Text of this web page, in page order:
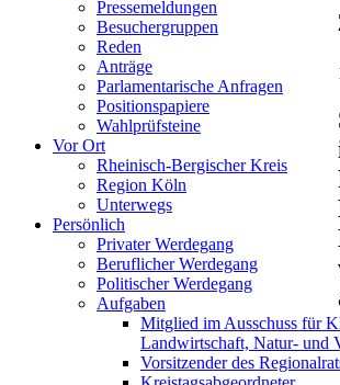
Pressemeldungen
Besuchergruppen
Reden
Anträge
Parlamentarische Anfragen
Positionspapiere
Wahlprüfsteine
Vor Ort
Rheinisch-Bergischer Kreis
Region Köln
Unterwegs
Persönlich
Privater Werdegang
Beruflicher Werdegang
Politischer Werdegang
Aufgaben
Mitglied im Ausschuss für
Landwirtschaft, Natur- und
Vorsitzender des